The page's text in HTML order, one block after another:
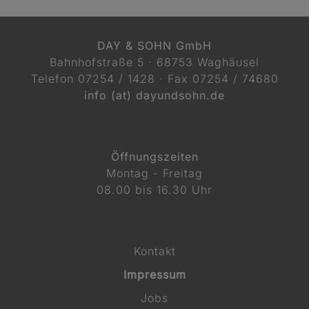
DAY & SOHN GmbH
Bahnhofstraße 5 · 68753 Waghäusel
Telefon 07254 / 1428 · Fax 07254 / 74680
info (at) dayundsohn.de
Öffnungszeiten
Montag - Freitag
08.00 bis 16.30 Uhr
Kontakt
Impressum
Jobs